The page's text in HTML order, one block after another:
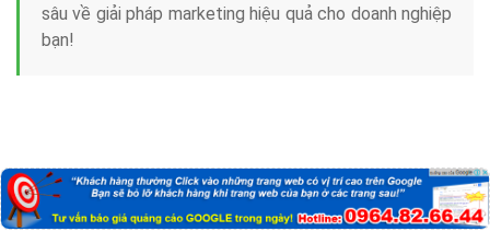
sâu về giải pháp marketing hiệu quả cho doanh nghiệp
bạn!